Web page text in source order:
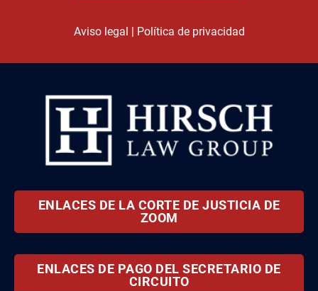
Aviso legal | Política de privacidad
ENLACES DE LA CORTE DE JUSTICIA DE
ZOOM
ENLACES DE PAGO DEL SECRETARIO DE
CIRCUITO